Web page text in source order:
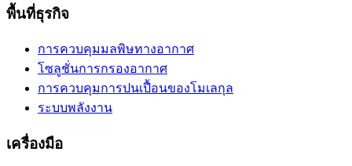
พื้นที่ธุรกิจ
การควบคุมมลพิษทางอากาศ
โซลูชั่นการกรองอากาศ
การควบคุมการปนเปื้อนของโมเลกุล
ระบบพลังงาน
เครื่องมือ